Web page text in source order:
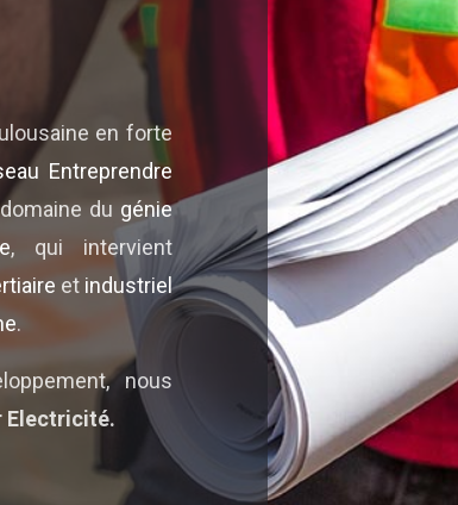
en forte
Entreprendre
du génie
, qui intervient
et industriel
.
nous
Electricité.